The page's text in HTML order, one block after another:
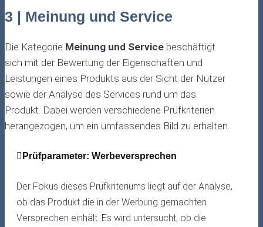
3 | Meinung und Service
Die Kategorie Meinung und Service beschäftigt
sich mit der Bewertung der Eigenschaften und
Leistungen eines Produkts aus der Sicht der Nutzer
sowie der Analyse des Services rund um das
Produkt. Dabei werden verschiedene Prüfkriterien
herangezogen, um ein umfassendes Bild zu erhalten.
Prüfparameter: Werbeversprechen
Der Fokus dieses Prüfkriteriums liegt auf der Analyse,
ob das Produkt die in der Werbung gemachten
Versprechen einhält. Es wird untersucht, ob die